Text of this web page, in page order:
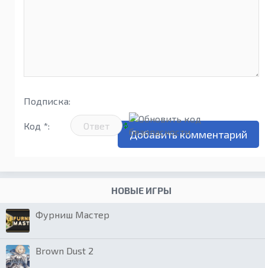
Подписка:
Код *:
НОВЫЕ ИГРЫ
Фурниш Мастер
Brown Dust 2